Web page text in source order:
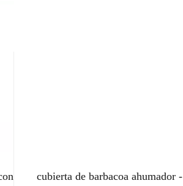
cubierta de barbacoa ahumador -